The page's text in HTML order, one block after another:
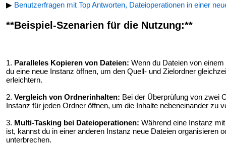
▶ Benutzerfragen mit Top Antworten, Dateioperationen in einer
**Beispiel-Szenarien für die Nutzung:**
1. Paralleles Kopieren von Dateien: Wenn du Dateien von
du eine neue Instanz öffnen, um den Quell- und Zielordner
erleichtern.
2. Vergleich von Ordnerinhalten: Bei der Überprüfung von zwei
Instanz für jeden Ordner öffnen, um die Inhalte nebeneinander zu
3. Multi-Tasking bei Dateioperationen: Während eine Instanz
ist, kannst du in einer anderen Instanz neue Dateien organisieren
unterbrechen.